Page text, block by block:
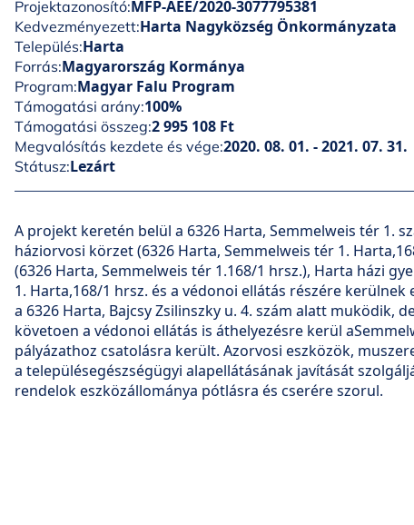
Projektazonosító:MFP-AEE/2020-3077795381
Kedvezményezett:Harta Nagyközség Önkormányzata
Település:Harta
Forrás:Magyarország Kormánya
Program:Magyar Falu Program
Támogatási arány:100%
Támogatási összeg:2 995 108 Ft
Megvalósítás kezdete és vége:2020. 08. 01. - 2021. 07. 31.
Státusz:Lezárt
A projekt keretén belül a 6326 Harta, Semmelweis tér 1.
háziorvosi körzet (6326 Harta, Semmelweis tér 1.
(6326 Harta, Semmelweis tér 1.168/1 hrsz.), Harta házi
1. Harta,168/1 hrsz. és a védonoi ellátás részére
a 6326 Harta, Bajcsy Zsilinszky u. 4. szám alatt muködik,
követoen a védonoi ellátás is áthelyezésre kerül
pályázathoz csatolásra került. Azorvosi eszközök,
a településegészségügyi alapellátásának javítását
rendelok eszközállománya pótlásra és cserére szorul.